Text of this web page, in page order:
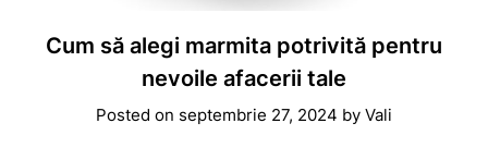
Cum să alegi marmita potrivită pentru
nevoile afacerii tale
Posted on septembrie 27, 2024 by Vali